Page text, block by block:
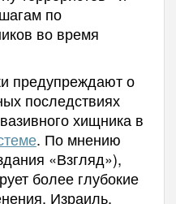
по
во время
предупреждают о
последствиях
хищника в
. По мнению
«Взгляд»),
более глубокие
Израиль,